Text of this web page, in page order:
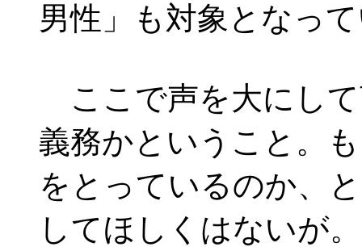
男性」も対象となっ
ここで声を大にして
義務かということ。
をとっているのか、
してほしくはないが